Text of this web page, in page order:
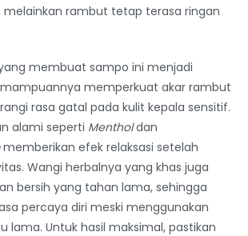
melainkan rambut tetap terasa ringan
membuat sampo ini menjadi
memperkuat akar rambut
rasa gatal pada kulit kepala sensitif.
alami seperti Mentholdan
memberikan efek relaksasi setelah
Wangi herbalnya yang khas juga
bersih yang tahan lama, sehingga
percaya diri meski menggunakan
lama. Untuk hasil maksimal, pastikan